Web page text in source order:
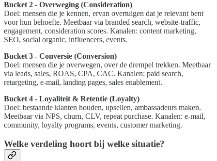
Bucket 2 - Overweging (Consideration)
Doel: mensen die je kennen, ervan overtuigen dat je relevant bent
voor hun behoefte. Meetbaar via branded search, website-traffic,
engagement, consideration scores. Kanalen: content marketing,
SEO, social organic, influencers, events.
Bucket 3 - Conversie (Conversion)
Doel: mensen die je overwegen, over de drempel trekken. Meetbaar
via leads, sales, ROAS, CPA, CAC. Kanalen: paid search,
retargeting, e-mail, landing pages, sales enablement.
Bucket 4 - Loyaliteit & Retentie (Loyalty)
Doel: bestaande klanten houden, upsellen, ambassadeurs maken.
Meetbaar via NPS, churn, CLV, repeat purchase. Kanalen: e-mail,
community, loyalty programs, events, customer marketing.
Welke verdeling hoort bij welke situatie?